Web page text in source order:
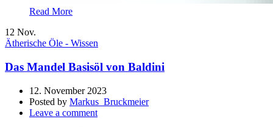
Read More
12 Nov.
Ätherische Öle - Wissen
Das Mandel Basisöl von Baldini
12. November 2023
Posted by Markus_Bruckmeier
Leave a comment